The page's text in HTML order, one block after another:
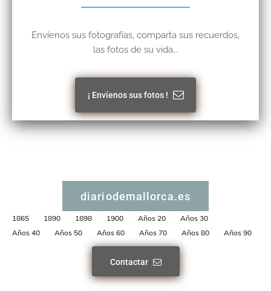
Envíenos sus fotografías, comparta sus recuerdos,
las fotos de su vida...
¡ Envíenos sus fotos !
diariodemallorca.es
1865 1890 1898 1900 Años 20
Años 30
Años 40
Años 50 Años 60 Años 70 Años 80 Años 90
Contactar